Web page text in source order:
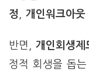
정
개인워크아웃
반면, 개인회생제
정적 회생을 돕